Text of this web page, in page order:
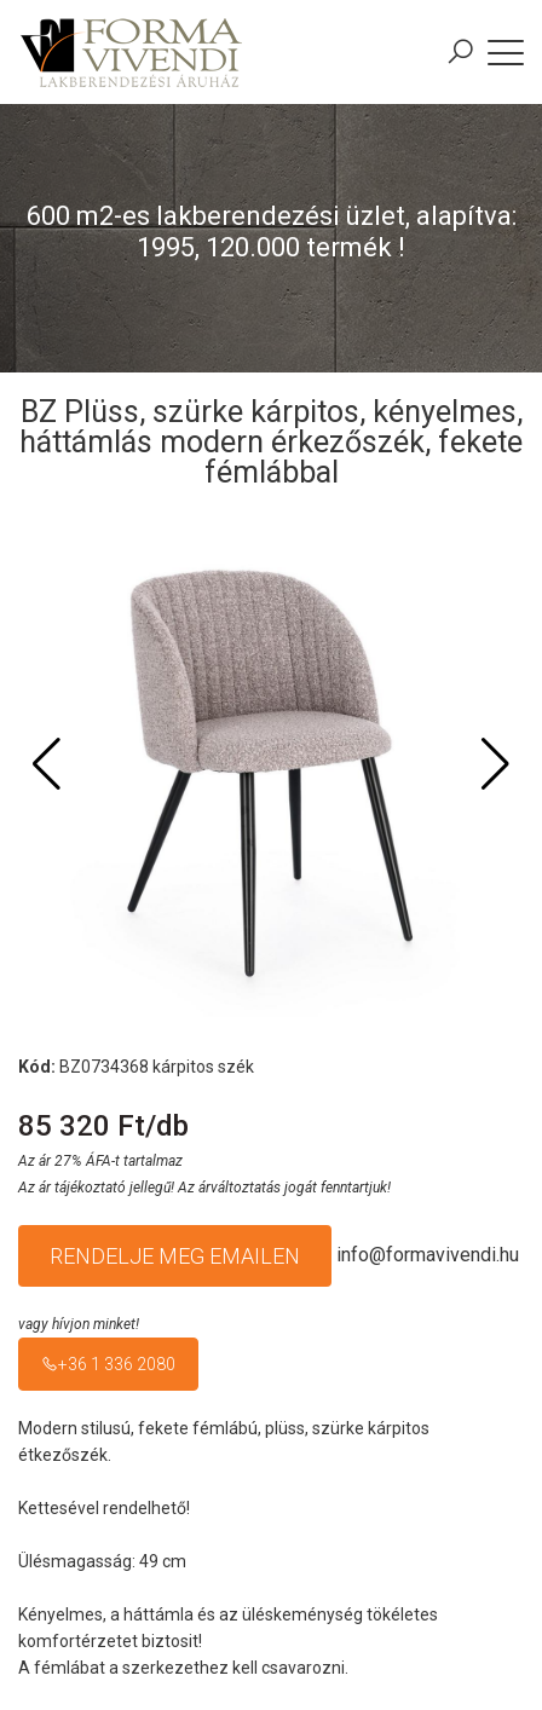
600 m2-es lakberendezési üzlet, alapítva:
1995, 120.000 termék !
BZ Plüss, szürke kárpitos, kényelmes,
háttámlás modern érkezőszék, fekete
fémlábbal
Kód: BZ0734368 kárpitos szék
85 320 Ft/db
Az ár 27% ÁFA-t tartalmaz
Az ár tájékoztató jellegű! Az árváltoztatás jogát fenntartjuk!
RENDELJE MEG EMAILEN info@formavivendi.hu
vagy hívjon minket!
+36 1 336 2080
Modern stilusú, fekete fémlábú, plüss, szürke kárpitos
étkezőszék.
Kettesével rendelhető!
Ülésmagasság: 49 cm
Kényelmes, a háttámla és az üléskeménység tökéletes
komfortérzetet biztosit!
A fémlábat a szerkezethez kell csavarozni.